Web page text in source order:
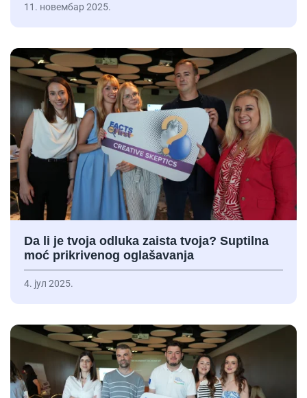
11. новембар 2025.
Da li je tvoja odluka zaista tvoja? Suptilna
moć prikrivenog oglašavanja
4. јул 2025.